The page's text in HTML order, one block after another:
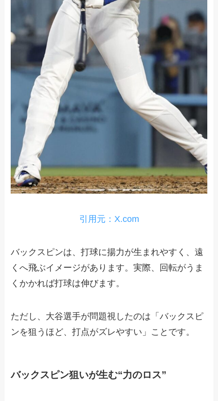
引用元：X.com
バックスピンは、打球に揚力が生まれやすく、遠
くへ飛ぶイメージがあります。実際、回転がうま
くかかれば打球は伸びます。
ただし、大谷選手が問題視したのは「バックスピ
ンを狙うほど、打点がズレやすい」ことです。
バックスピン狙いが生む“力のロス”